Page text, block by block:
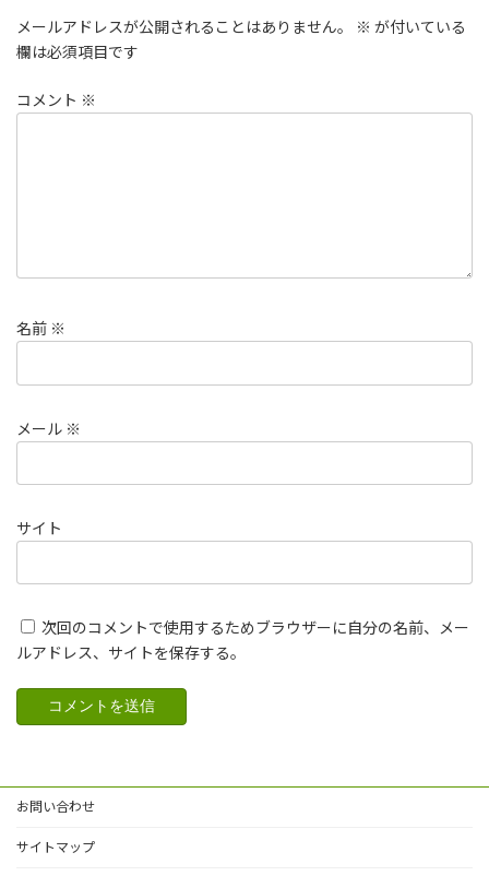
メールアドレスが公開されることはありません。 ※ が付いている
欄は必須項目です
コメント ※
名前 ※
メール ※
サイト
次回のコメントで使用するためブラウザーに自分の名前、メー
ルアドレス、サイトを保存する。
お問い合わせ
サイトマップ